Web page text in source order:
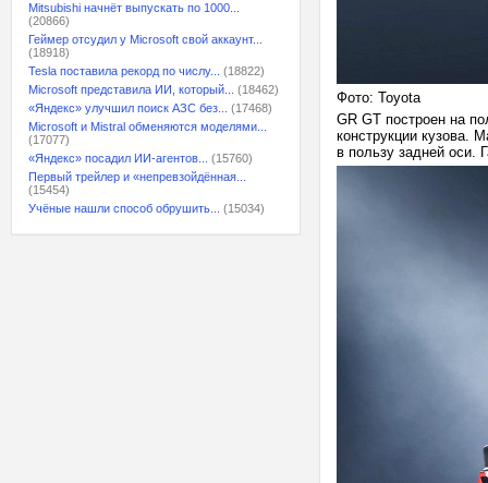
Mitsubishi начнёт выпускать по 1000...
(20866)
Геймер отсудил у Microsoft свой аккаунт...
(18918)
Tesla поставила рекорд по числу...
(18822)
Microsoft представила ИИ, который...
(18462)
«Яндекс» улучшил поиск АЗС без...
(17468)
Microsoft и Mistral обменяются моделями...
(17077)
«Яндекс» посадил ИИ-агентов...
(15760)
Первый трейлер и «непревзойдённая...
(15454)
Учёные нашли способ обрушить...
(15034)
Фото: Toyota
GR GT построен на
конструкции кузова.
в пользу задней оси.